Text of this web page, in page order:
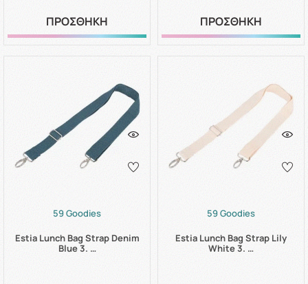
ΠΡΟΣΘΗΚΗ ΠΡΟΣΘΗΚΗ
59 Goodies
Estia Lunch Bag Strap Denim
Blue 3. …
59 Goodies
Estia Lunch Bag Strap Lily
White 3. …